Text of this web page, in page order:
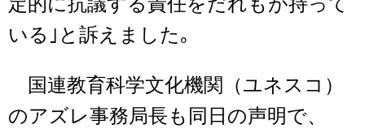
いる｣と訴えました｡
国連教育科学文化機関（ユネスコ）
のアズレ事務局長も同日の声明で、